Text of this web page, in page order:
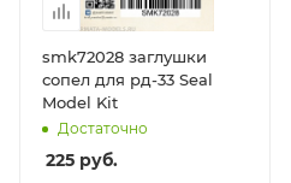
smk72028 заглушки
сопел для рд-33 Seal
Model Kit
Достаточно
225 руб.